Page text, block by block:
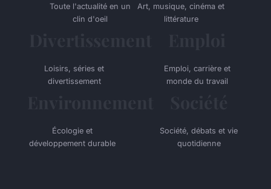
Toute l'actualité en un
clin d'oeil
Art, musique, cinéma et
littérature
Loisirs, séries et
divertissement
Emploi, carrière et
monde du travail
Écologie et
développement durable
Société, débats et vie
quotidienne